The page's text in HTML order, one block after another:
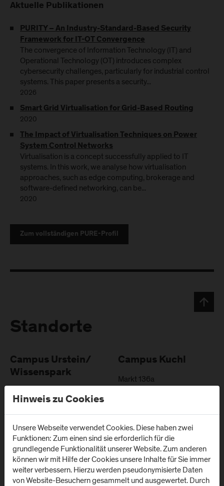
Aktuelle Publikationen
PURITY – An Industry-Standard-Based Security
Framework for IT-OT Convergence
The convergence of Information Technology (IT) and
Operational Technology (OT) introduces complex
cybersecurity challenges, particularly for industrial control
systems. This paper presents a security...
2026
Smart Grid Virtualisation for Grid-Based Routing
2020
The Impact of Virtualisation Techniques on Power
System Control Networks
Virtualisation is a concept successfully applied to IT
systems. In this work, we analyse how virtualisation
approaches, such as edge computing, brokerage and
software-defined networking, can be...
2020
Zum vollständigen PURE-Profil
Standorte
Campus Urstein/
Wissenspark
A-5412Puch/Salzburg
Anfahrt & Kontakt
Campus Kuchl
Markt 136a
Campus Salzburg
(Uniklinikum LKH)
Campus
Schwarzach
(Kardinal
Hinweis zu Cookies
Unsere Webseite verwendet Cookies. Diese haben zwei
Funktionen: Zum einen sind sie erforderlich für die
grundlegende Funktionalität unserer Website. Zum anderen
können wir mit Hilfe der Cookies unsere Inhalte für Sie immer
weiter verbessern. Hierzu werden pseudonymisierte Daten
von Website-Besuchern gesammelt und ausgewertet. Durch